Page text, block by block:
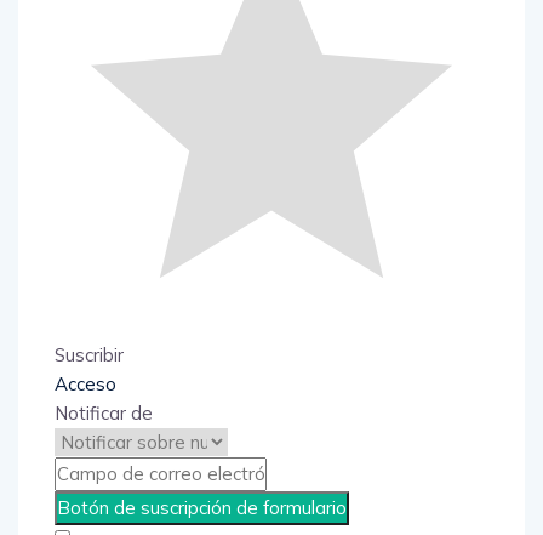
Suscribir
Acceso
Notificar de